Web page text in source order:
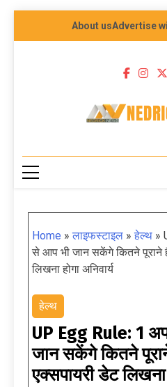
About usAdvertise
Home »लाइफस्टाइल »हेल्थ »
से आप भी जान सकेंगे कितने पूराने
लिखना होगा अनिवार्य
हेल्थ
UP Egg Rule: 1
जान सकेंगे कितने
एक्सपायरी डेट लिखना